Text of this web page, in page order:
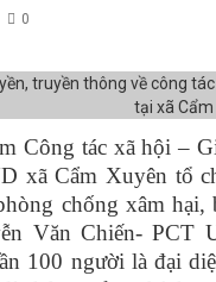
0
Công tác xã hội –
xã Cẩm Xuyên tổ
chống xâm
Văn Chiến-
100 người là đại